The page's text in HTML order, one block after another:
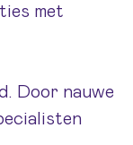
met
Door nauwe